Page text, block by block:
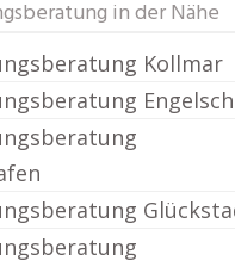
in der Nähe
Kollmar